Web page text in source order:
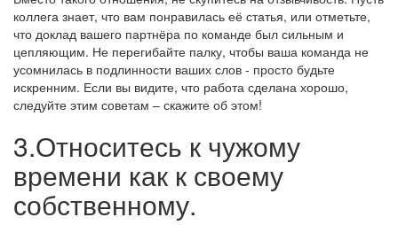
коллега знает, что вам понравилась её статья, или отметьте,
что доклад вашего партнёра по команде был сильным и
цепляющим. Не перегибайте палку, чтобы ваша команда не
усомнилась в подлинности ваших слов - просто будьте
искренним. Если вы видите, что работа сделана хорошо,
следуйте этим советам – скажите об этом!
3.Относитесь к чужому
времени как к своему
собственному.